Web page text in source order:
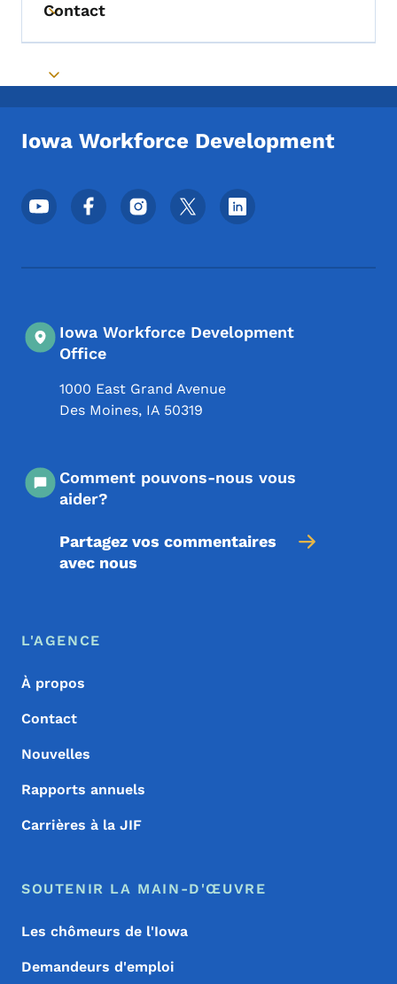
Toggle submenu
Contact
Toggle submenu
Iowa Workforce Development
Menu des réseaux sociaux du pied de
Iowa Workforce Development
Office
1000 East Grand Avenue
Des Moines, IA 50319
Comment pouvons-nous vous
aider?
Partagez vos commentaires
avec nous
Menu de pied de page
Footer
L'AGENCE
À propos
Contact
Nouvelles
Rapports annuels
Carrières à la JIF
SOUTENIR LA MAIN-D'ŒUVRE
Les chômeurs de l'Iowa
Demandeurs d'emploi